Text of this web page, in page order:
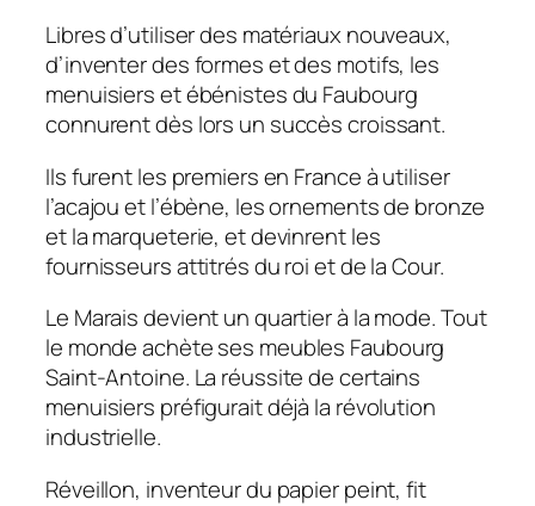
Libres d’utiliser des matériaux nouveaux,
d’inventer des formes et des motifs, les
menuisiers et ébénistes du Faubourg
connurent dès lors un succès croissant.
Ils furent les premiers en France à utiliser
l’acajou et l’ébène, les ornements de bronze
et la marqueterie, et devinrent les
fournisseurs attitrés du roi et de la Cour.
Le Marais devient un quartier à la mode. Tout
le monde achète ses meubles Faubourg
Saint-Antoine. La réussite de certains
menuisiers préfigurait déjà la révolution
industrielle.
Réveillon, inventeur du papier peint, fit